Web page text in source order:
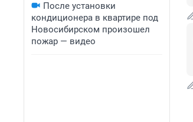
После установки
кондиционера в квартире под
Новосибирском произошел
пожар — видео